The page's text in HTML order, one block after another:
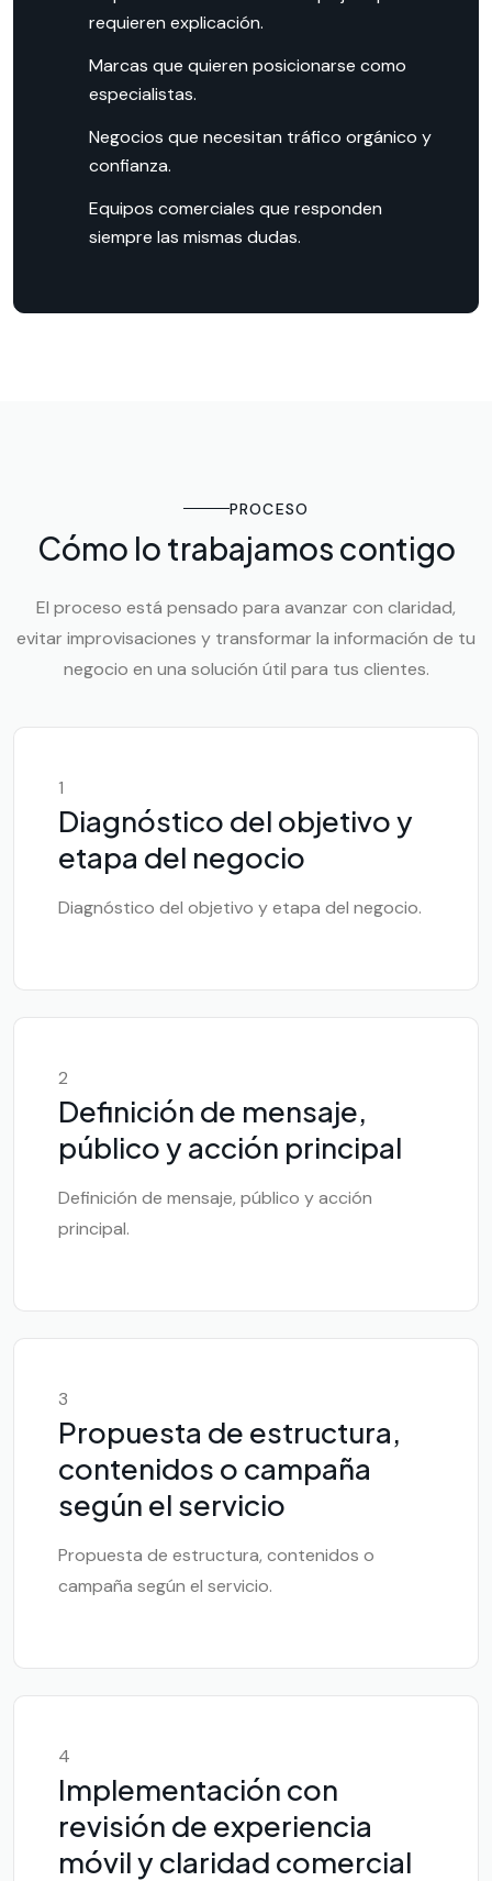
requieren explicación.
Marcas que quieren posicionarse como
especialistas.
Negocios que necesitan tráfico orgánico y
confianza.
Equipos comerciales que responden
siempre las mismas dudas.
PROCESO
Cómo lo trabajamos contigo
El proceso está pensado para avanzar con claridad,
evitar improvisaciones y transformar la información de tu
negocio en una solución útil para tus clientes.
1
Diagnóstico del objetivo y
etapa del negocio
Diagnóstico del objetivo y etapa del negocio.
2
Definición de mensaje,
público y acción principal
Definición de mensaje, público y acción
principal.
3
Propuesta de estructura,
contenidos o campaña
según el servicio
Propuesta de estructura, contenidos o
campaña según el servicio.
4
Implementación con
revisión de experiencia
móvil y claridad comercial